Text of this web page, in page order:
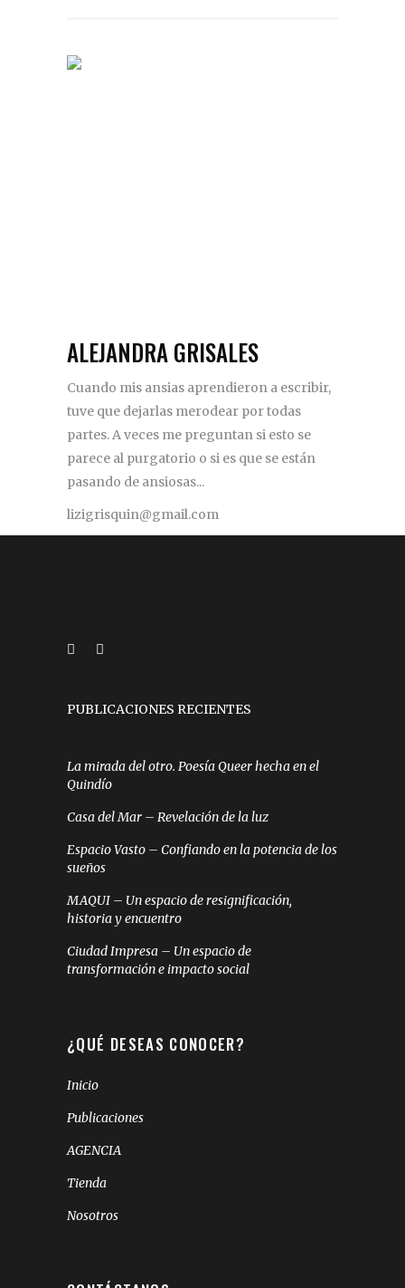
ALEJANDRA GRISALES
Cuando mis ansias aprendieron a escribir,
tuve que dejarlas merodear por todas
partes. A veces me preguntan si esto se
parece al purgatorio o si es que se están
pasando de ansiosas...
lizigrisquin@gmail.com
PUBLICACIONES RECIENTES
La mirada del otro. Poesía Queer hecha en el
Quindío
Casa del Mar – Revelación de la luz
Espacio Vasto – Confiando en la potencia de los
sueños
MAQUI – Un espacio de resignificación,
historia y encuentro
Ciudad Impresa – Un espacio de
transformación e impacto social
¿QUÉ DESEAS CONOCER?
Inicio
Publicaciones
AGENCIA
Tienda
Nosotros